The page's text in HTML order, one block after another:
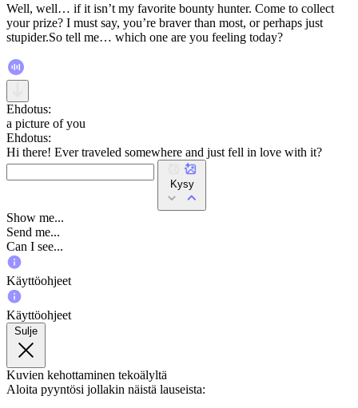
Well, well… if it isn’t my favorite bounty hunter. Come to collect
your prize? I must say, you’re braver than most, or perhaps just
stupider.So tell me… which one are you feeling today?
Ehdotus:
a picture of you
Ehdotus:
Hi there! Ever traveled somewhere and just fell in love with it?
Kysy
Show me...
Send me...
Can I see...
Käyttöohjeet
Käyttöohjeet
Sulje
Kuvien kehottaminen tekoälyltä
Aloita pyyntösi jollakin näistä lauseista: